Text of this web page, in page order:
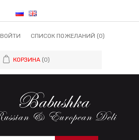
ВОЙТИ СПИСОК ПОЖЕЛАНИЙ (0)
КОРЗИНА (0)